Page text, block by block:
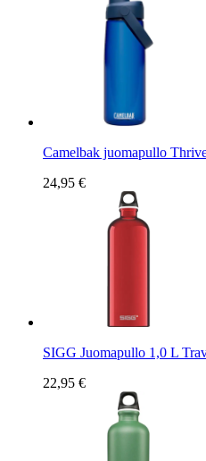
Camelbak juomapullo
24,95 €
SIGG Juomapullo 1,0 L
22,95 €